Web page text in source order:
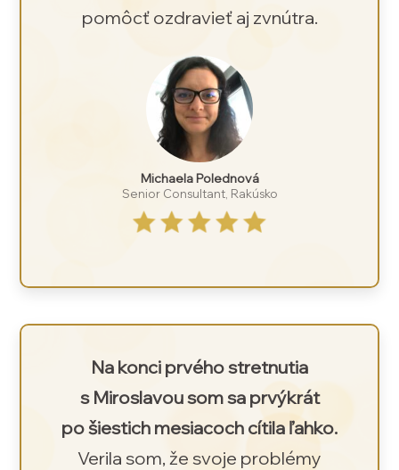
pomôcť ozdravieť aj zvnútra.
Michaela Polednová
Senior Consultant, Rakúsko
Na konci prvého stretnutia
s Miroslavou som sa prvýkrát
po šiestich mesiacoch cítila ľahko.
Verila som, že svoje problémy